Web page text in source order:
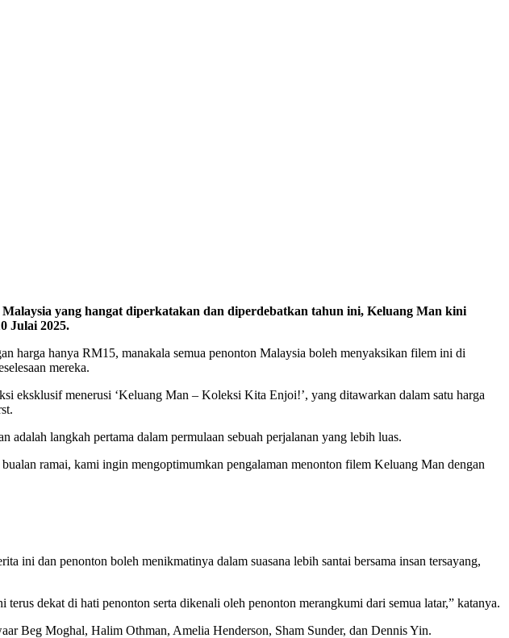
yang hangat diperkatakan dan diperdebatkan tahun ini, Keluang Man kini
Julai 2025.
harga hanya RM15, manakala semua penonton Malaysia boleh menyaksikan filem ini di
mereka.
eksklusif menerusi ‘Keluang Man – Koleksi Kita Enjoi!’, yang ditawarkan dalam satu harga
langkah pertama dalam permulaan sebuah perjalanan yang lebih luas.
ramai, kami ingin mengoptimumkan pengalaman menonton filem Keluang Man dengan
ini dan penonton boleh menikmatinya dalam suasana lebih santai bersama insan tersayang,
dekat di hati penonton serta dikenali oleh penonton merangkumi dari semua latar,” katanya.
Beg Moghal, Halim Othman, Amelia Henderson, Sham Sunder, dan Dennis Yin.